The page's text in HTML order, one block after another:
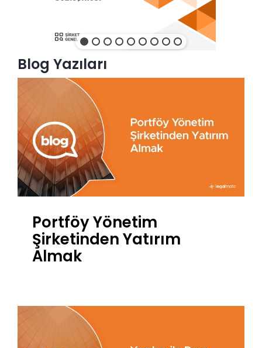
Blog Yazıları
Portföy Yönetim
Şirketinden Yatırım
Almak